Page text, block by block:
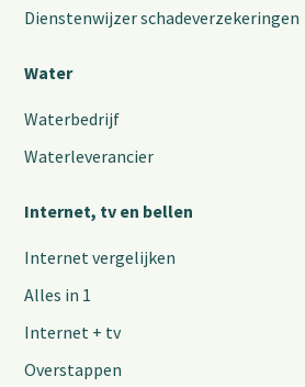
Dienstenwijzer schadeverzekeringen
Water
Waterbedrijf
Waterleverancier
Internet, tv en bellen
Internet vergelijken
Alles in 1
Internet + tv
Overstappen